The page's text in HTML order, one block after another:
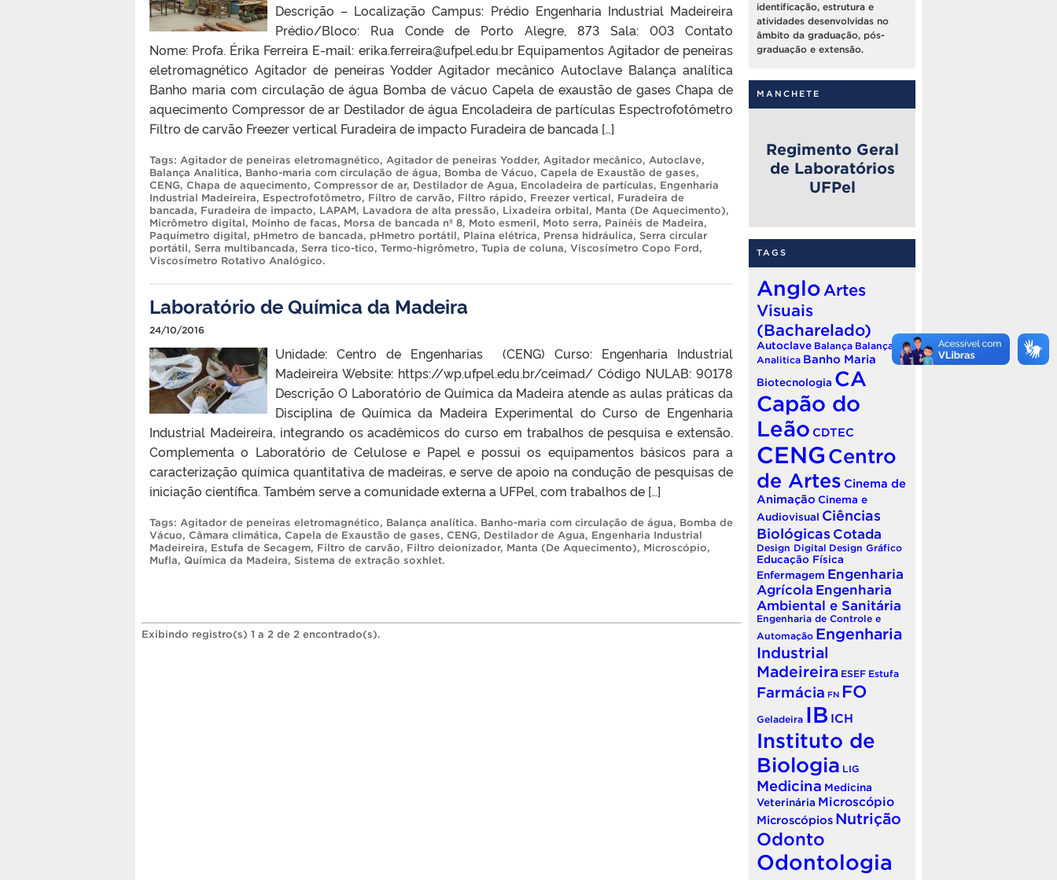
Descrição – Localização Campus: Prédio Engenharia Industrial Madeireira
Prédio/Bloco: Rua Conde de Porto Alegre, 873 Sala: 003 Contato
Nome: Profa. Érika Ferreira E-mail: erika.ferreira@ufpel.edu.br Equipamentos Agitador de peneiras
eletromagnético Agitador de peneiras Yodder Agitador mecânico Autoclave Balança analítica
Banho maria com circulação de água Bomba de vácuo Capela de exaustão de gases Chapa de
aquecimento Compressor de ar Destilador de água Encoladeira de partículas Espectrofotômetro
Filtro de carvão Freezer vertical Furadeira de impacto Furadeira de bancada […]
Tags: Agitador de peneiras eletromagnético, Agitador de peneiras Yodder, Agitador mecânico, Autoclave,
Balança Analitica, Banho-maria com circulação de água, Bomba de Vácuo, Capela de Exaustão de gases,
CENG, Chapa de aquecimento, Compressor de ar, Destilador de Agua, Encoladeira de partículas, Engenharia
Industrial Madeireira, Espectrofotômetro, Filtro de carvão, Filtro rápido, Freezer vertical, Furadeira de
bancada, Furadeira de impacto, LAPAM, Lavadora de alta pressão, Lixadeira orbital, Manta (De Aquecimento),
Micrômetro digital, Moinho de facas, Morsa de bancada nº 8, Moto esmeril, Moto serra, Painéis de Madeira,
Paquímetro digital, pHmetro de bancada, pHmetro portátil, Plaina elétrica, Prensa hidráulica, Serra circular
portátil, Serra multibancada, Serra tico-tico, Termo-higrômetro, Tupia de coluna, Viscosímetro Copo Ford,
Viscosímetro Rotativo Analógico.
Laboratório de Química da Madeira
24/10/2016
Unidade: Centro de Engenharias (CENG) Curso: Engenharia Industrial
Madeireira Website: https://wp.ufpel.edu.br/ceimad/ Código NULAB: 90178
Descrição O Laboratório de Química da Madeira atende as aulas práticas da
Disciplina de Química da Madeira Experimental do Curso de Engenharia
Industrial Madeireira, integrando os acadêmicos do curso em trabalhos de pesquisa e extensão.
Complementa o Laboratório de Celulose e Papel e possui os equipamentos básicos para a
caracterização química quantitativa de madeiras, e serve de apoio na condução de pesquisas de
iniciação científica. Também serve a comunidade externa a UFPel, com trabalhos de […]
Tags: Agitador de peneiras eletromagnético, Balança analítica. Banho-maria com circulação de água, Bomba de
Vácuo, Câmara climática, Capela de Exaustão de gases, CENG, Destilador de Agua, Engenharia Industrial
Madeireira, Estufa de Secagem, Filtro de carvão, Filtro deionizador, Manta (De Aquecimento), Microscópio,
Mufla, Química da Madeira, Sistema de extração soxhlet.
Exibindo registro(s) 1 a 2 de 2 encontrado(s).
identificação, estrutura e
atividades desenvolvidas no
âmbito da graduação, pós-
graduação e extensão.
MANCHETE
Regimento Geral
de Laboratórios
UFPel
TAGS
Anglo Artes
Visuais
(Bacharelado)
Autoclave Balança Balança
Analitica Banho Maria
Biotecnologia CA
Capão do
Leão CDTEC
CENG Centro
de Artes Cinema de
Animação Cinema e
Audiovisual Ciências
Biológicas Cotada
Design Digital Design Gráfico
Educação Física
Enfermagem Engenharia
Agrícola Engenharia
Ambiental e Sanitária
Engenharia de Controle e
Automação Engenharia
Industrial
Madeireira ESEF Estufa
Farmácia FN FO
Geladeira IB ICH
Instituto de
Biologia LIG
Medicina Medicina
Veterinária Microscópio
Microscópios Nutrição
Odonto
Odontologia